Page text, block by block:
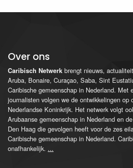
Over ons
Caribisch Netwerk brengt nieuws,
Aruba, Bonaire, Curaçao, Saba, Sint
Caribische gemeenschap in Nederland. Met
journalisten volgen we de ontwikkelingen op
Nederlandse Koninkrijk. Het netwerk volgt
Arubaanse gemeenschap in Nederland en
Den Haag die gevolgen heeft voor de zes
Caribische gemeenschap in Nederland.
onafhankelijk. ...